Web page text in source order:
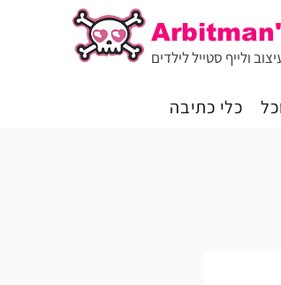
ולייף סטייל לילדים
כלי כתיבה